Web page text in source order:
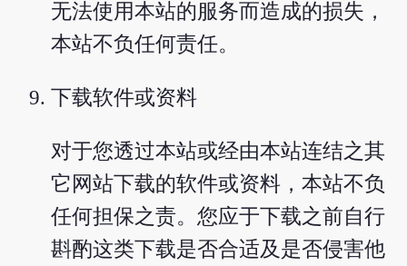
无法使用本站的服务而造成的损失，
本站不负任何责任。
下载软件或资料
对于您透过本站或经由本站连结之其
它网站下载的软件或资料，本站不负
任何担保之责。您应于下载之前自行
斟酌这类下载是否合适及是否侵害他